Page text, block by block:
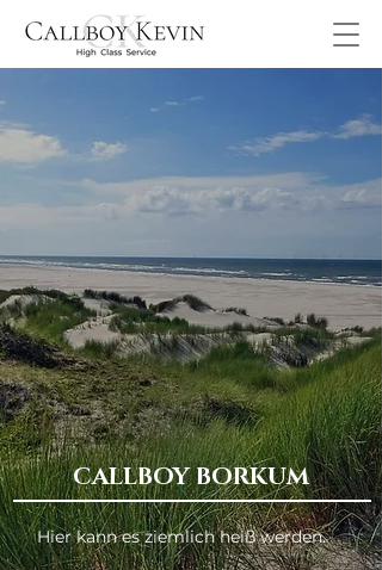
CALLBOY BORKUM
Hier kann es ziemlich heiß werden.